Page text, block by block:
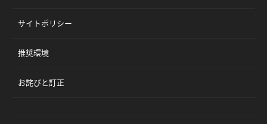
サイトポリシー
推奨環境
お詫びと訂正